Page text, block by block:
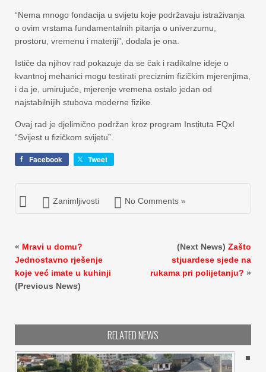
“Nema mnogo fondacija u svijetu koje podržavaju istraživanja
o ovim vrstama fundamentalnih pitanja o univerzumu,
prostoru, vremenu i materiji”, dodala je ona.
Ističe da njihov rad pokazuje da se čak i radikalne ideje o
kvantnoj mehanici mogu testirati preciznim fizičkim mjerenjima,
i da je, umirujuće, mjerenje vremena ostalo jedan od
najstabilnijih stubova moderne fizike.
Ovaj rad je djelimično podržan kroz program Instituta FQxI
“Svijest u fizičkom svijetu”.
Facebook Tweet
Zanimljivosti No Comments »
« Mravi u domu?
Jednostavno rješenje
koje već imate u kuhinji
(Previous News)
(Next News) Zašto
stjuardese sjede na
rukama pri polijetanju? »
RELATED NEWS